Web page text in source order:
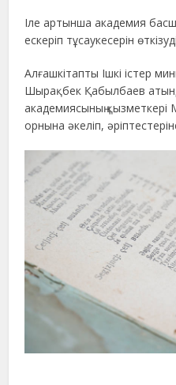
Іле артынша академия
ескеріп тұсаукесерін
Алғашкітапты Ішкі істер
Шырақбек Қабылбаев
академиясының
орнына әкеліп,